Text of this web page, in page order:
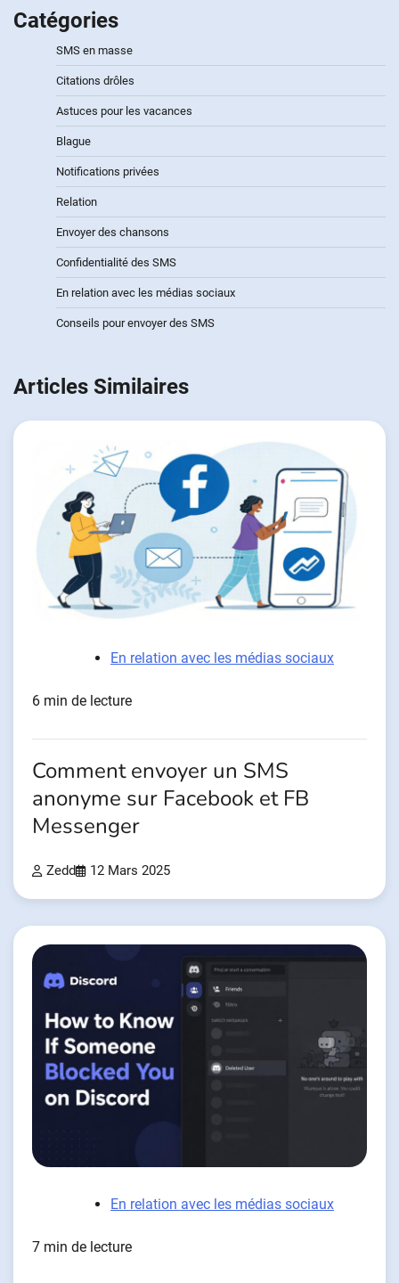
Catégories
SMS en masse
Citations drôles
Astuces pour les vacances
Blague
Notifications privées
Relation
Envoyer des chansons
Confidentialité des SMS
En relation avec les médias sociaux
Conseils pour envoyer des SMS
Articles Similaires
En relation avec les médias sociaux
6 min de lecture
Comment envoyer un SMS
anonyme sur Facebook et FB
Messenger
Zedd 12 Mars 2025
En relation avec les médias sociaux
7 min de lecture